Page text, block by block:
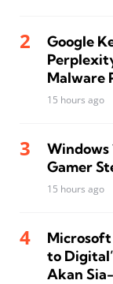
Google
Malware
15 hours ago
Windows
Gamer
15 hours ago
to
Akan